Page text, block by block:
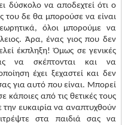
να σκέπτονται και να
έχει ξεχαστεί και δεν
για αυτό που είναι. Μπορεί
από τις θετικές τους
ευκαιρία να αναπτυχθούν
στα παιδιά σας να
τρόπο τους. Στο μεταξύ,
αναπτύξουμε και τη δική μας
είναι να εξετάζουμε τα
της ημέρας. Πολλές από τις
Αυτό θα το αναγνωρίσουμε.